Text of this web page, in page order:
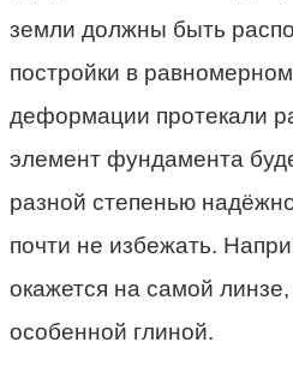
земли должны быть
постройки в
деформации протекали
элемент фундамента
разной степенью
почти не избежать.
окажется на самой
особенной глиной.